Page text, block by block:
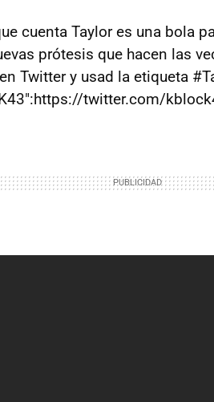
cuenta Taylor es una bola
prótesis que hacen las
Twitter y usad la etiqueta
twitter.com/